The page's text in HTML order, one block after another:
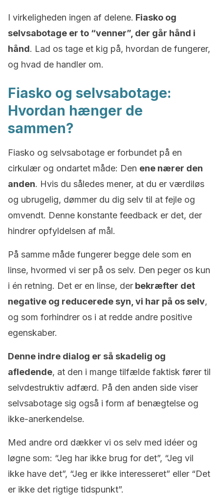
I virkeligheden ingen af delene. Fiasko og
selvsabotage er to “venner”, der går hånd i
hånd. Lad os tage et kig på, hvordan de fungerer,
og hvad de handler om.
Fiasko og selvsabotage:
Hvordan hænger de
sammen?
Fiasko og selvsabotage er forbundet på en
cirkulær og ondartet måde: Den ene nærer den
anden. Hvis du således mener, at du er værdiløs
og ubrugelig, dømmer du dig selv til at fejle og
omvendt. Denne konstante feedback er det, der
hindrer opfyldelsen af mål.
På samme måde fungerer begge dele som en
linse, hvormed vi ser på os selv. Den peger os kun
i én retning. Det er en linse, der bekræfter det
negative og reducerede syn, vi har på os selv,
og som forhindrer os i at redde andre positive
egenskaber.
Denne indre dialog er så skadelig og
afledende, at den i mange tilfælde faktisk fører til
selvdestruktiv adfærd. På den anden side viser
selvsabotage sig også i form af benægtelse og
ikke-anerkendelse.
Med andre ord dækker vi os selv med idéer og
løgne som: “Jeg har ikke brug for det”, “Jeg vil
ikke have det”, “Jeg er ikke interesseret” eller “Det
er ikke det rigtige tidspunkt”.